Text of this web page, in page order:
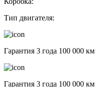
Тип двигателя:
Гарантия 3 года 100 000 км
Гарантия 3 года 100 000 км